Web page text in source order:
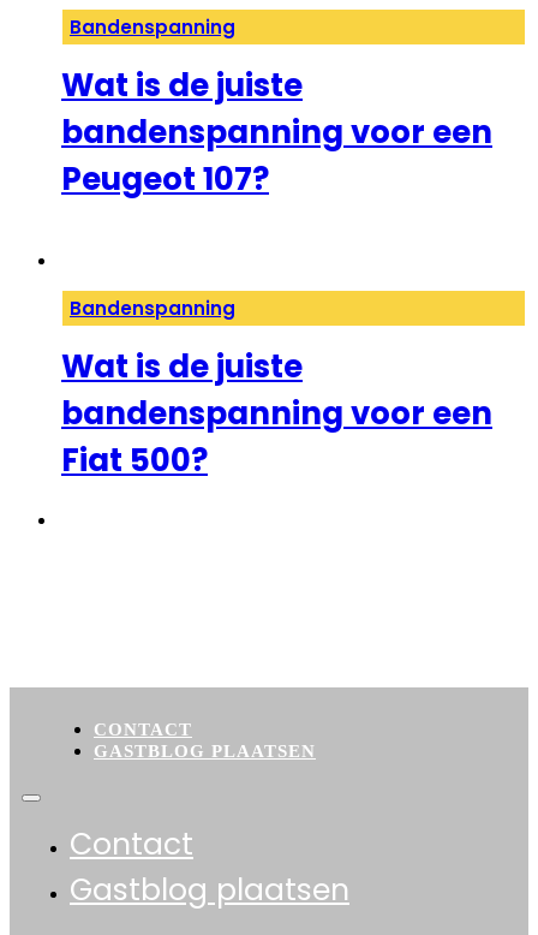
Bandenspanning
Wat is de juiste
bandenspanning voor een
Peugeot 107?
Bandenspanning
Wat is de juiste
bandenspanning voor een
Fiat 500?
CONTACT
GASTBLOG PLAATSEN
Contact
Gastblog plaatsen